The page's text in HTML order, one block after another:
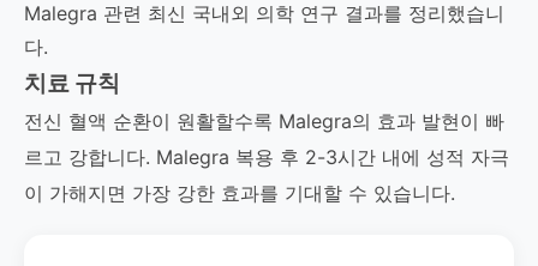
Malegra 관련 최신 국내외 의학 연구 결과를 정리했습니
다.
치료 규칙
전신 혈액 순환이 원활할수록 Malegra의 효과 발현이 빠
르고 강합니다. Malegra 복용 후 2-3시간 내에 성적 자극
이 가해지면 가장 강한 효과를 기대할 수 있습니다.